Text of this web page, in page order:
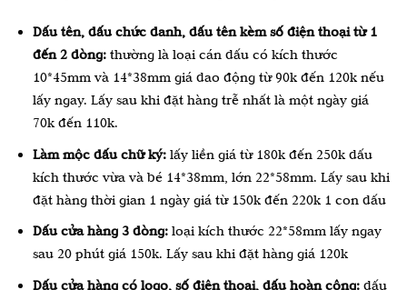
Dấu tên, dấu chức danh, dấu tên kèm số điện thoại từ 1
đến 2 dòng:thường là loại cán dấu có kích thước
10*45mm và 14*38mm giá dao động từ 90k đến 120k nếu
lấy ngay. Lấy sau khi đặt hàng trễ nhất là một ngày giá
70k đến 110k.
Làm mộc dấu chữ ký:lấy liền giá từ 180k đến 250k dấu
kích thước vừa và bé 14*38mm, lớn 22*58mm. Lấy sau khi
đặt hàng thời gian 1 ngày giá từ 150k đến 220k 1 con dấu
Dấu cửa hàng 3 dòng:loại kích thước 22*58mm lấy ngay
sau 20 phút giá 150k. Lấy sau khi đặt hàng giá 120k
Dấu cửa hàng có logo, số điện thoại, dấu hoàn công:dấu